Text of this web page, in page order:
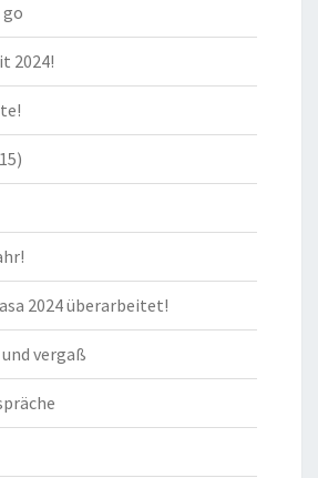
2024!
2024 überarbeitet!
vergaß